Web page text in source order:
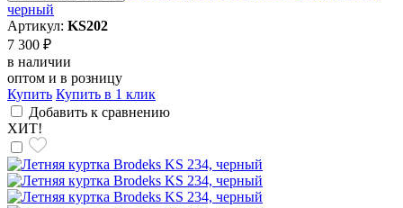
черный
Артикул: KS202
7 300 ₽
в наличии
оптом и в розницу
Купить Купить в 1 клик
Добавить к сравнению
ХИТ!